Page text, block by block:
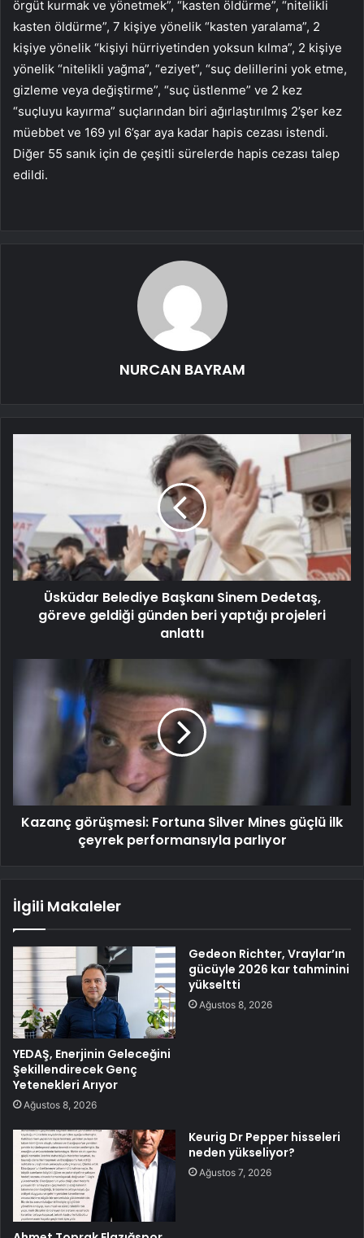
örgüt kurmak ve yönetmek”, “kasten öldürme”, “nitelikli
kasten öldürme”, 7 kişiye yönelik “kasten yaralama”, 2
kişiye yönelik “kişiyi hürriyetinden yoksun kılma”, 2 kişiye
yönelik “nitelikli yağma”, “eziyet”, “suç delillerini yok etme,
gizleme veya değiştirme”, “suç üstlenme” ve 2 kez
“suçluyu kayırma” suçlarından biri ağırlaştırılmış 2’şer kez
müebbet ve 169 yıl 6’şar aya kadar hapis cezası istendi.
Diğer 55 sanık için de çeşitli sürelerde hapis cezası talep
edildi.
NURCAN BAYRAM
Üsküdar Belediye Başkanı Sinem Dedetaş,
göreve geldiği günden beri yaptığı projeleri
anlattı
Kazanç görüşmesi: Fortuna Silver Mines güçlü ilk
çeyrek performansıyla parlıyor
İlgili Makaleler
YEDAŞ, Enerjinin Geleceğini
Şekillendirecek Genç
Yetenekleri Arıyor
Ağustos 8, 2026
Gedeon Richter, Vraylar’ın
gücüyle 2026 kar tahminini
yükseltti
Ağustos 8, 2026
Keurig Dr Pepper hisseleri
neden yükseliyor?
Ağustos 7, 2026